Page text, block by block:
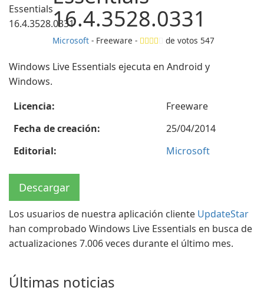
16.4.3528.0331
Microsoft - Freeware - de votos 547
Windows Live Essentials ejecuta en Android y
Windows.
Licencia:
Freeware
Fecha de creación:
25/04/2014
Editorial:
Microsoft
Descargar
Los usuarios de nuestra aplicación cliente UpdateStar
han comprobado Windows Live Essentials en busca de
actualizaciones 7.006 veces durante el último mes.
Últimas noticias